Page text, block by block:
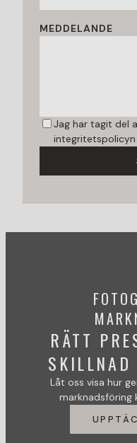
MEDDELANDE
Jag har tagit del
RÄTT
SKILLNAD
Låt oss visa hur
marknadsföring